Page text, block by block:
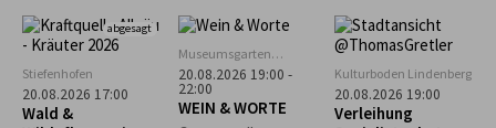
Mitwirkung der
Kinder- und
Jugendgruppe,
Aktivengruppe,
Goißler,
abgesagt
Stiefenhofen
20.08.2026 17:00
Wald &
Museumsgarten
Oberreute
20.08.2026 19:00 -
22:00
WEIN & WORTE
Kulturboden Lindenberg
20.08.2026 19:00
Verleihung